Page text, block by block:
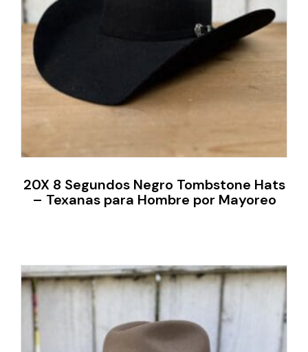
20X 8 Segundos Negro Tombstone Hats
– Texanas para Hombre por Mayoreo